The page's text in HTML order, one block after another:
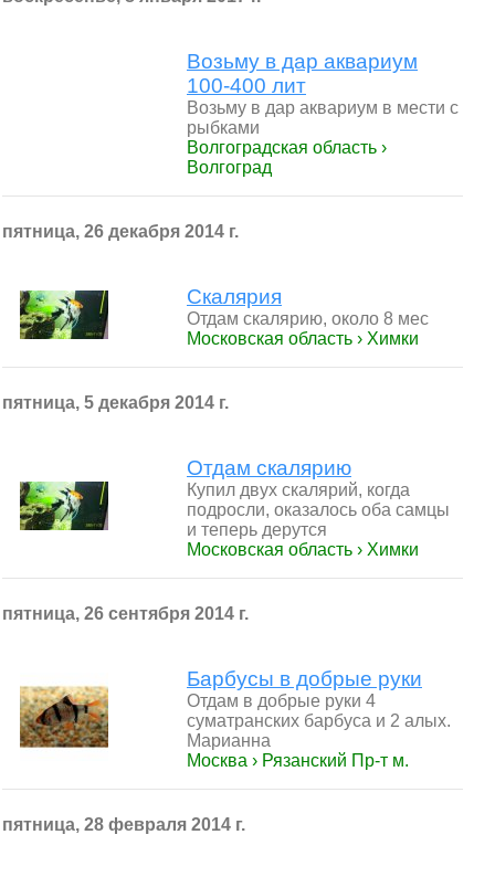
Возьму в дар аквариум
100-400 лит
Возьму в дар аквариум в мести с
рыбками
Волгоградская область ›
Волгоград
пятница, 26 декабря 2014 г.
Скалярия
Отдам скалярию, около 8 мес
Московская область › Химки
пятница, 5 декабря 2014 г.
Отдам скалярию
Купил двух скалярий, когда
подросли, оказалось оба самцы
и теперь дерутся
Московская область › Химки
пятница, 26 сентября 2014 г.
Барбусы в добрые руки
Отдам в добрые руки 4
суматранских барбуса и 2 алых.
Марианна
Москва › Рязанский Пр-т м.
пятница, 28 февраля 2014 г.